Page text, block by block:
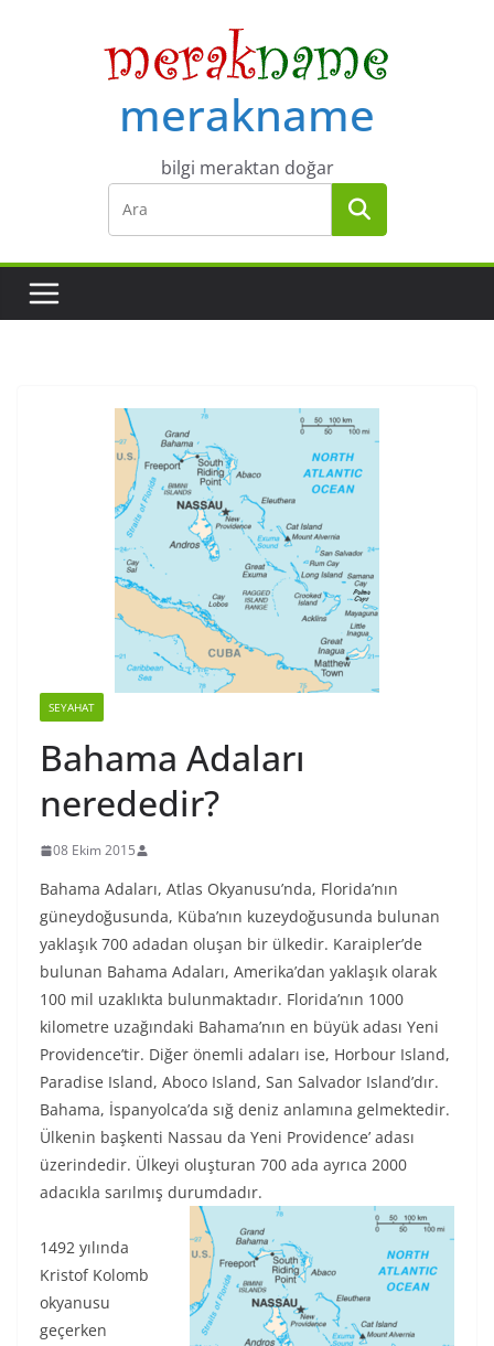
merakname
bilgi meraktan doğar
SEYAHAT
Bahama Adaları
nerededir?
08 Ekim 2015
Bahama Adaları, Atlas Okyanusu’nda, Florida’nın
güneydoğusunda, Küba’nın kuzeydoğusunda bulunan
yaklaşık 700 adadan oluşan bir ülkedir. Karaipler’de
bulunan Bahama Adaları, Amerika’dan yaklaşık olarak
100 mil uzaklıkta bulunmaktadır. Florida’nın 1000
kilometre uzağındaki Bahama’nın en büyük adası Yeni
Providence’tir. Diğer önemli adaları ise, Horbour Island,
Paradise Island, Aboco Island, San Salvador Island’dır.
Bahama, İspanyolca’da sığ deniz anlamına gelmektedir.
Ülkenin başkenti Nassau da Yeni Providence’ adası
üzerindedir. Ülkeyi oluşturan 700 ada ayrıca 2000
adacıkla sarılmış durumdadır.
1492 yılında
Kristof Kolomb
okyanusu
geçerken